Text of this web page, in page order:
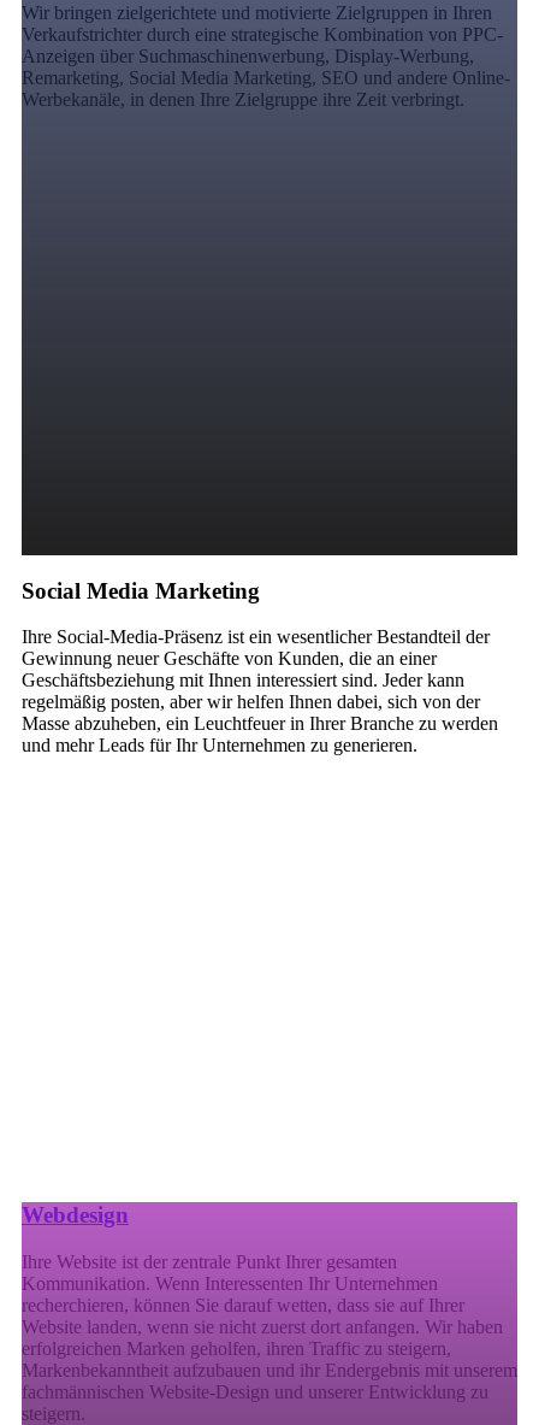
Wir bringen zielgerichtete und motivierte Zielgruppen in Ihren
Verkaufstrichter durch eine strategische Kombination von PPC-
Anzeigen über Suchmaschinenwerbung, Display-Werbung,
Remarketing, Social Media Marketing, SEO und andere Online-
Werbekanäle, in denen Ihre Zielgruppe ihre Zeit verbringt.
Social Media Marketing
Ihre Social-Media-Präsenz ist ein wesentlicher Bestandteil der
Gewinnung neuer Geschäfte von Kunden, die an einer
Geschäftsbeziehung mit Ihnen interessiert sind. Jeder kann
regelmäßig posten, aber wir helfen Ihnen dabei, sich von der
Masse abzuheben, ein Leuchtfeuer in Ihrer Branche zu werden
und mehr Leads für Ihr Unternehmen zu generieren.
Webdesign
Ihre Website ist der zentrale Punkt Ihrer gesamten
Kommunikation. Wenn Interessenten Ihr Unternehmen
recherchieren, können Sie darauf wetten, dass sie auf Ihrer
Website landen, wenn sie nicht zuerst dort anfangen. Wir haben
erfolgreichen Marken geholfen, ihren Traffic zu steigern,
Markenbekanntheit aufzubauen und ihr Endergebnis mit unserem
fachmännischen Website-Design und unserer Entwicklung zu
steigern.